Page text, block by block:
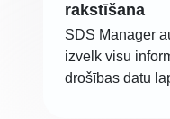
rakstīšana
SDS Manager
izvelk visu
drošības datu